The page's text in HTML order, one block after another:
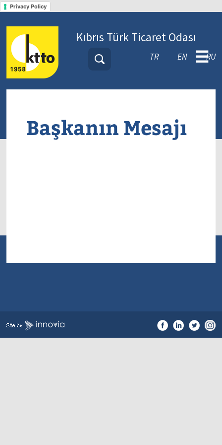
Privacy Policy
Kıbrıs Türk Ticaret Odası
TR EN RU
☰
Başkanın Mesajı